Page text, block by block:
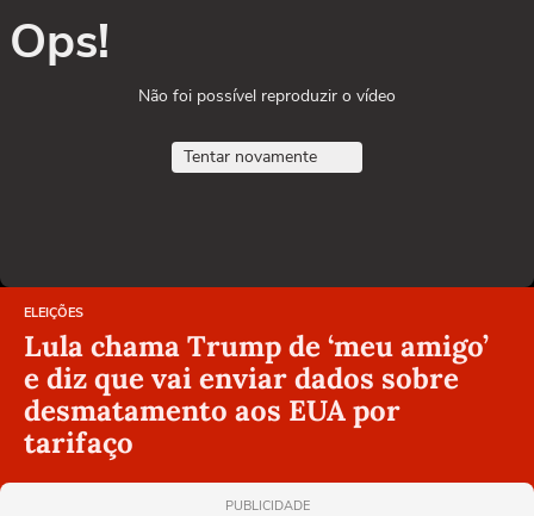
Ops!
Não foi possível reproduzir o vídeo
Tentar novamente
ELEIÇÕES
Lula chama Trump de ‘meu amigo’
e diz que vai enviar dados sobre
desmatamento aos EUA por
tarifaço
PUBLICIDADE